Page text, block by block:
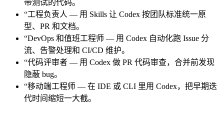
带测试的代码。
“工程负责人 — 用 Skills 让 Codex 按团队标准统一原
型、PR 和文档。
“DevOps 和值班工程师 — 用 Codex 自动化跑 Issue 分
流、告警处理和 CI/CD 维护。
“代码评审者 — 用 Codex 做 PR 代码审查，合并前发现
隐蔽 bug。
“移动端工程师 — 在 IDE 或 CLI 里用 Codex，把早期迭
代时间缩短一大截。